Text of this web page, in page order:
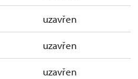
uzavřen
uzavřen
uzavřen